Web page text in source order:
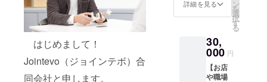
はじめまして！
Jointevo（ジョインテボ）合
同会社と申します。
り順次
発送の
※こちら
年7月よ
発送い
たしま
す。 ③
プロ
お使い
等で
す。
※こちら
は2021
年7月よ
仕様の
３Dプリ
形品 7
個＋御
礼メー
ル デ
ザイン
詳細を見る ン
を
選
択
す
る
30,
000 円
【お店
や職場